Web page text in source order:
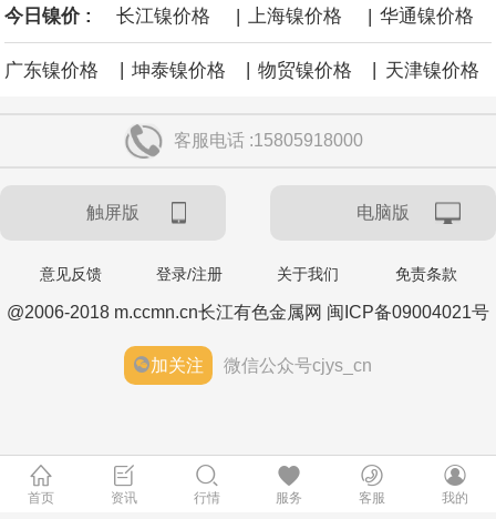
涨59点。
今日镍价 : 长江镍价格 | 上海镍价格 | 华通镍价格
广东镍价格 | 坤泰镍价格 | 物贸镍价格 | 天津镍价格
客服电话 :15805918000
触屏版 电脑版
意见反馈 登录/注册 关于我们 免责条款
@2006-2018 m.ccmn.cn长江有色金属网 闽ICP备09004021号
加关注 微信公众号cjys_cn
首页 资讯 行情 服务 客服 我的